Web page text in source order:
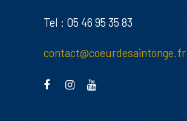
Tel : 05 46 95 35 83
contact@coeurdesaintonge.fr